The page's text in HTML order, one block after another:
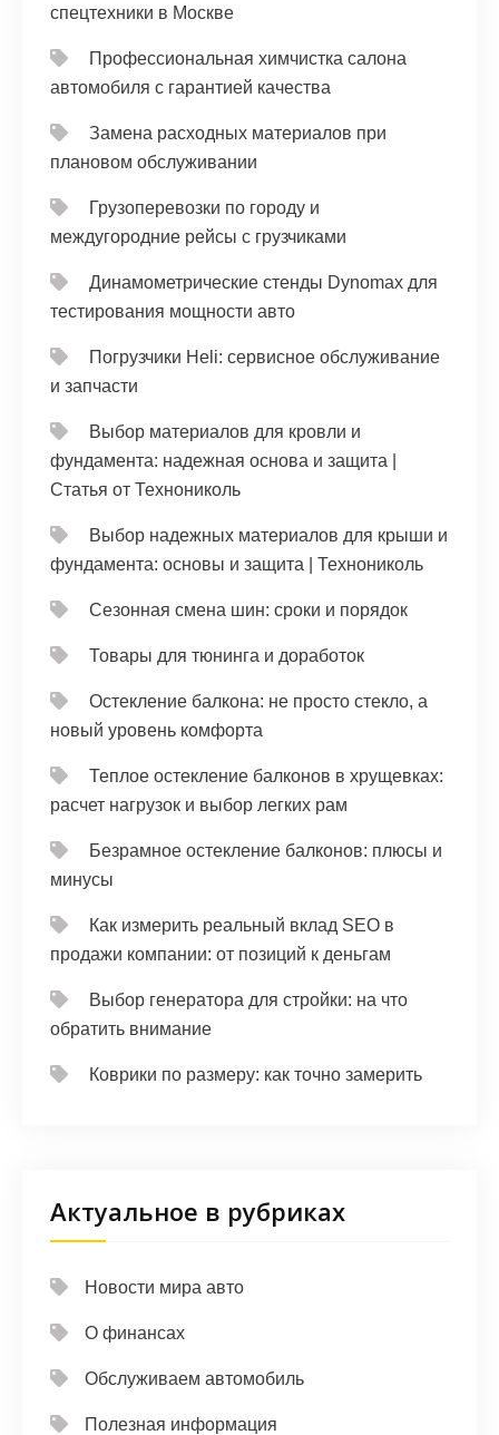
спецтехники в Москве
Профессиональная химчистка салона
автомобиля с гарантией качества
Замена расходных материалов при
плановом обслуживании
Грузоперевозки по городу и
междугородние рейсы с грузчиками
Динамометрические стенды Dynomax для
тестирования мощности авто
Погрузчики Heli: сервисное обслуживание
и запчасти
Выбор материалов для кровли и
фундамента: надежная основа и защита |
Статья от Технониколь
Выбор надежных материалов для крыши и
фундамента: основы и защита | Технониколь
Сезонная смена шин: сроки и порядок
Товары для тюнинга и доработок
Остекление балкона: не просто стекло, а
новый уровень комфорта
Теплое остекление балконов в хрущевках:
расчет нагрузок и выбор легких рам
Безрамное остекление балконов: плюсы и
минусы
Как измерить реальный вклад SEO в
продажи компании: от позиций к деньгам
Выбор генератора для стройки: на что
обратить внимание
Коврики по размеру: как точно замерить
Актуальное в рубриках
Новости мира авто
О финансах
Обслуживаем автомобиль
Полезная информация